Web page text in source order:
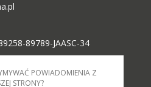
89789-JAASC-34
POWIADOMIENIA Z
STRONY?